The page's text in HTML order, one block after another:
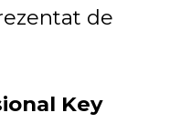
de
Key